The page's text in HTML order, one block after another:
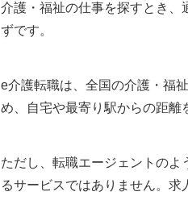
介護・福祉の仕事を探すとき、
ずです。
e介護転職は、全国の介護・福
め、自宅や最寄り駅からの距離
ただし、転職エージェントの
るサービスではありません。求